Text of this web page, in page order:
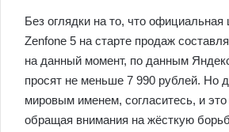
Без оглядки на то, что официальная
Zenfone 5 на старте продаж
на данный момент, по данным
просят не меньше 7 990 рублей. Но
мировым именем, согласитесь, и
обращая внимания на жёсткую